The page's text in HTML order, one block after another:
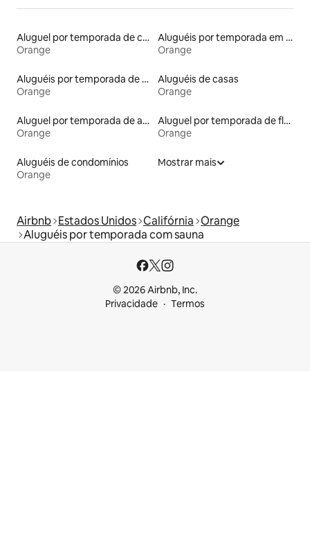
Aluguel por temporada de casas de hóspedes
Orange
Aluguéis por temporada em resorts
Orange
Aluguéis por temporada de acomodações de luxo
Orange
Aluguéis de casas
Orange
Aluguel por temporada de apart-hotéis
Orange
Aluguel por temporada de flats
Orange
Aluguéis de condomínios
Orange
Mostrar mais
Airbnb Estados Unidos Califórnia Orange
Aluguéis por temporada com sauna
© 2026 Airbnb, Inc.
Privacidade
Termos